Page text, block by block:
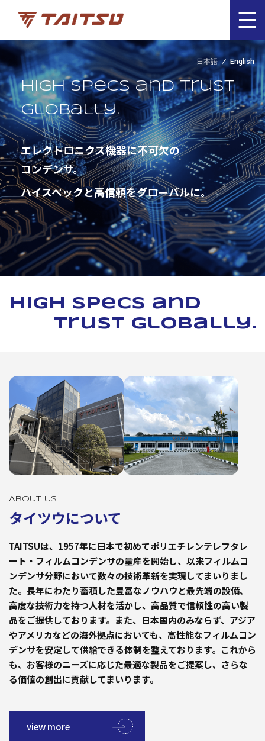
日本語 English
High specs and trust
globally.
エレクトロニクス機器に不可欠の
コンデンサ。
ハイスペックと高信頼をグローバルに。
High specs and
trust globally.
About Us
タイツウについて
TAITSUは、1957年に日本で初めてポリエチレンテレフタレ
ート・フィルムコンデンサの量産を開始し、以来フィルムコ
ンデンサ分野において数々の技術革新を実現してまいりまし
た。長年にわたり蓄積した豊富なノウハウと最先端の設備、
高度な技術力を持つ人材を活かし、高品質で信頼性の高い製
品をご提供しております。また、日本国内のみならず、アジア
やアメリカなどの海外拠点においても、高性能なフィルムコン
デンサを安定して供給できる体制を整えております。これから
も、お客様のニーズに応じた最適な製品をご提案し、さらな
る価値の創出に貢献してまいります。
view more